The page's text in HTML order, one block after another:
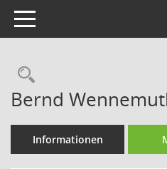
Toggle navigation
Bernd
Informationen